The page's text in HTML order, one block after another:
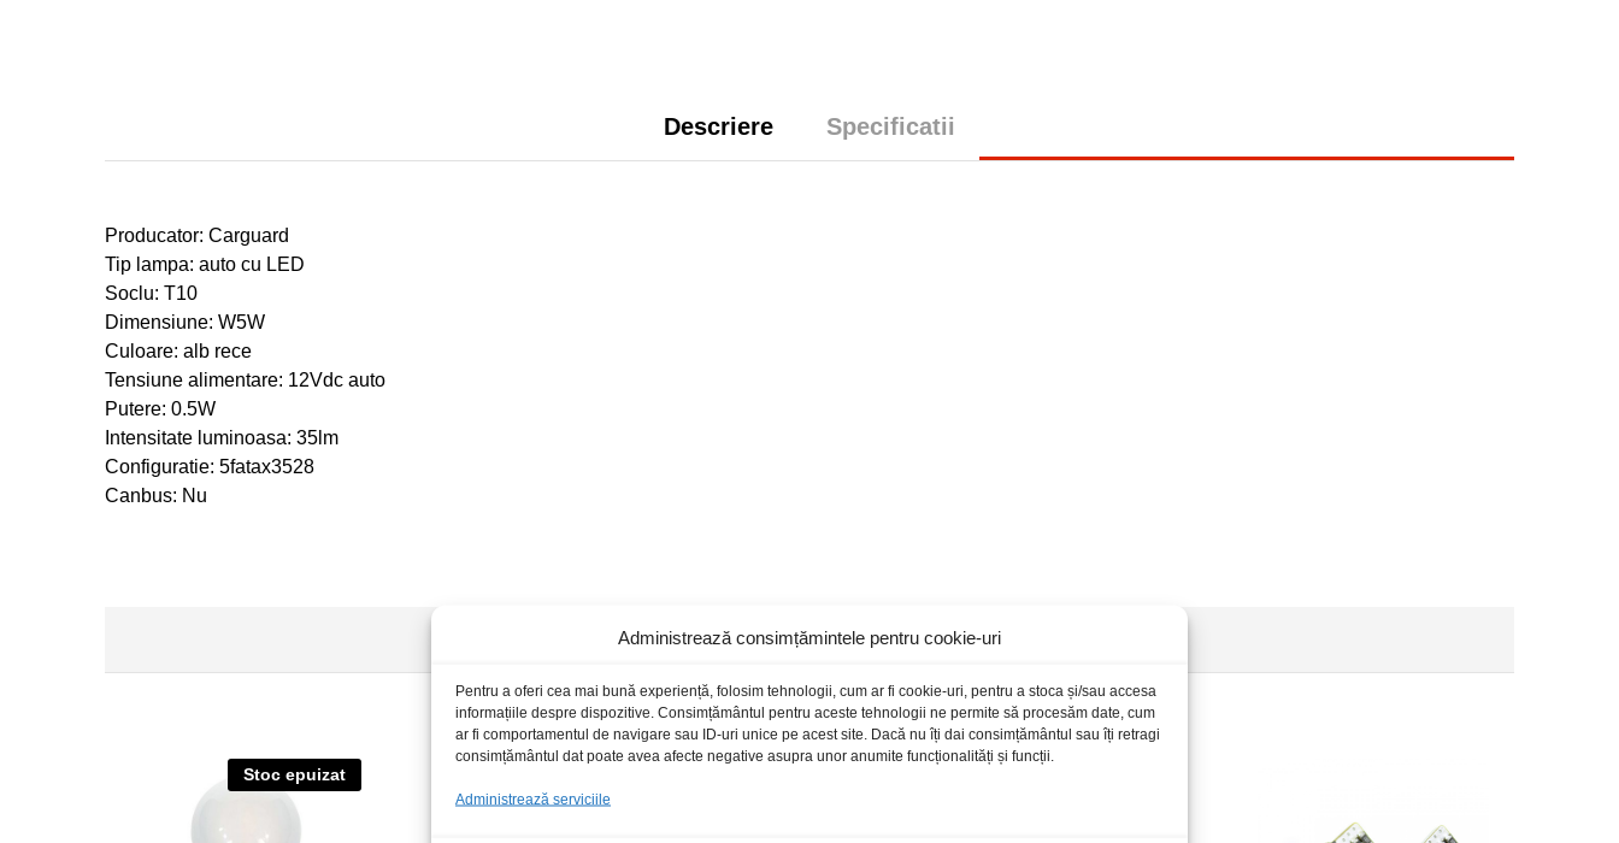
Administrează consimțămintele pentru cookie-uri
Pentru a oferi cea mai bună experiență, folosim tehnologii, cum ar fi cookie-uri, pentru a stoca și/sau accesa
informațiile despre dispozitive. Consimțământul pentru aceste tehnologii ne permite să procesăm date, cum
ar fi comportamentul de navigare sau ID-uri unice pe acest site. Dacă nu îți dai consimțământul sau îți retragi
consimțământul dat poate avea afecte negative asupra unor anumite funcționalități și funcții.
Administrează serviciile
Descriere Specificatii
Producator: Carguard
Tip lampa: auto cu LED
Soclu: T10
Dimensiune: W5W
Culoare: alb rece
Tensiune alimentare: 12Vdc auto
Putere: 0.5W
Intensitate luminoasa: 35lm
Configuratie: 5fatax3528
Canbus: Nu
Produse recomandate
Stoc epuizat